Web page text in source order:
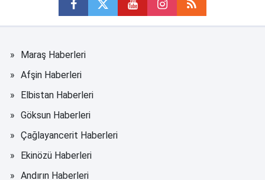
Maraş Haberleri
Afşin Haberleri
Elbistan Haberleri
Göksun Haberleri
Çağlayancerit Haberleri
Ekinözü Haberleri
Andırın Haberleri